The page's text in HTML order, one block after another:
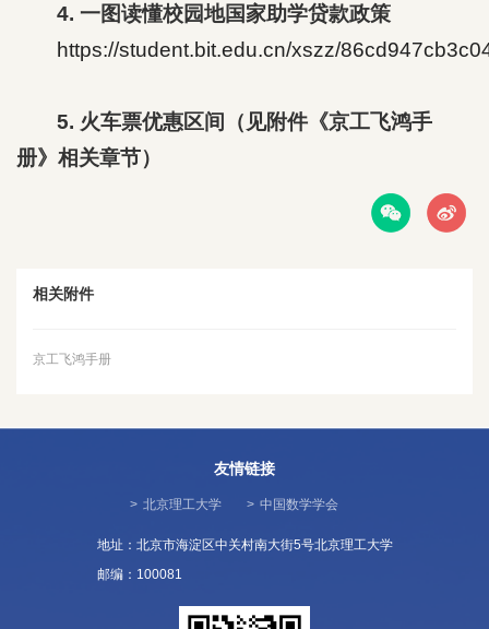
4. 一图读懂校园地国家助学贷款政策
https://student.bit.edu.cn/xszz/
5. 火车票优惠区间（见附件《京工飞鸿手
册》相关章节）
相关附件
京工飞鸿手册
友情链接
> 北京理工大学 > 中国数学学会
地址：北京市海淀区中关村南大街5号北京理工大学
邮编：100081